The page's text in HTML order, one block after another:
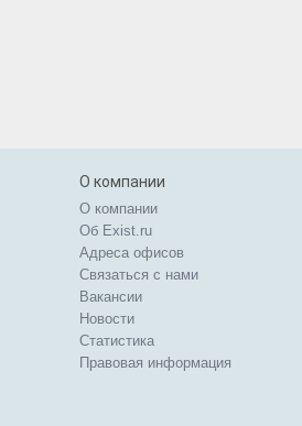
О компании
О компании
Об Exist.ru
Адреса офисов
Связаться с нами
Вакансии
Новости
Статистика
Правовая информация